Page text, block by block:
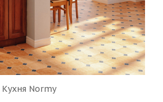
Кухня Normy